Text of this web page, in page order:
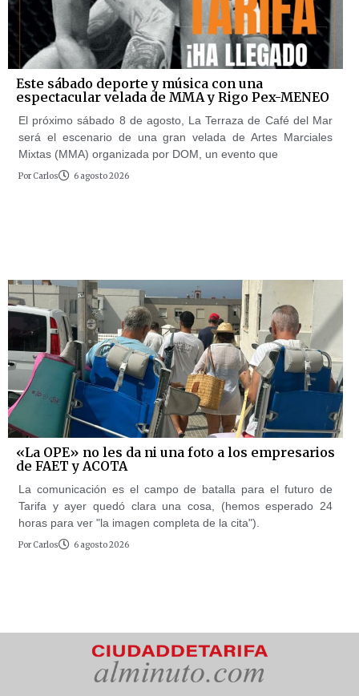
Este sábado deporte y música con una
espectacular velada de MMA y Rigo Pex-MENEO
El próximo sábado 8 de agosto, La Terraza de Café del Mar
será el escenario de una gran velada de Artes Marciales
Mixtas (MMA) organizada por DOM, un evento que
Por Carlos 6 agosto 2026
«La OPE» no les da ni una foto a los empresarios
de FAET y ACOTA
La comunicación es el campo de batalla para el futuro de
Tarifa y ayer quedó clara una cosa, (hemos esperado 24
horas para ver "la imagen completa de la cita").
Por Carlos 6 agosto 2026